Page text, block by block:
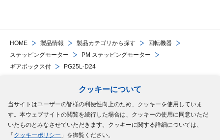
クッキーについて
当サイトはユーザーの皆様の利便性向上のため、クッキーを使用していま
す。本ウェブサイトの閲覧を続行した場合は、クッキーの使用に同意いただ
いたものとみなさせていただきます。クッキーに関する詳細については、
「 クッキーポリシー 」を御覧ください。
HOME 製品情報 製品カテゴリから探す
回転機器
ステッピングモーター
PM ステッピングモーター
ギアボックス付
PG25L-D24
サイトマップご利用規約個人情報の保護についてクッキーポリシー
ソーシャルメディアポリシー